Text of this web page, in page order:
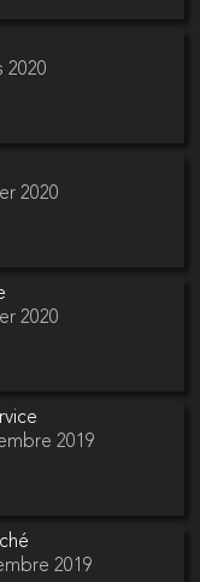
2020
2020
2020
2019
2019